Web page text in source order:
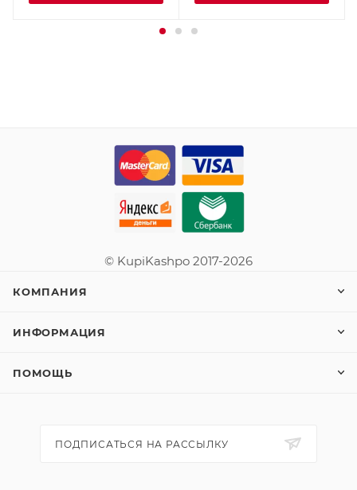
© KupiKashpo 2017-2026
КОМПАНИЯ
ИНФОРМАЦИЯ
ПОМОЩЬ
ПОДПИСАТЬСЯ НА РАССЫЛКУ